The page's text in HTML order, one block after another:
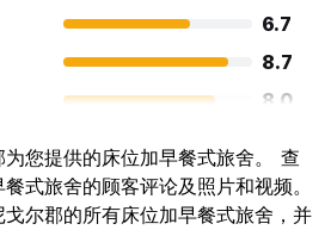
6.7
8.7
8.0
8.0
8.0
您提供的床位加早餐式旅舍。 查
式旅舍的顾客评论及照片和视频。
尔郡的所有床位加早餐式旅舍，并